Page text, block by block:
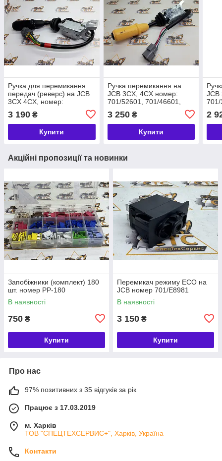
Ручка для перемикання
передач (реверс) на JCB
3CX 4CX, номер:
3 190 ₴
Купити
Ручка перемикання на
JCB 3CX, 4CX номер:
701/52601, 701/46601,
3 250₴
Купити
JCB
2
Акційні пропозиції та новинки
Запобіжники (комплект) 180
шт. номер PP-180
В наявності
750 ₴
Купити
Перемикач режиму ECO на
JCB номер 701/E8981
В наявності
3 150 ₴
Купити
Про нас
97% позитивних з 35 відгуків за рік
Працює з 17.03.2019
м. Харків
ТОВ "СПЕЦТЕХСЕРВИС+", Харків, Україна
Контакти